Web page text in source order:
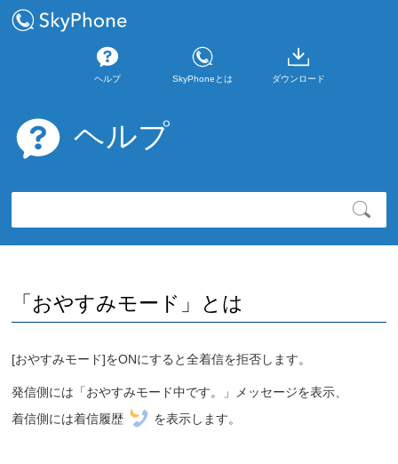
ヘルプ SkyPhoneとは ダウンロード
ヘルプ
「おやすみモード」とは
[おやすみモード]をONにすると全着信を拒否します。
発信側には「おやすみモード中です。」メッセージを表示、
着信側には着信履歴
を表示します。